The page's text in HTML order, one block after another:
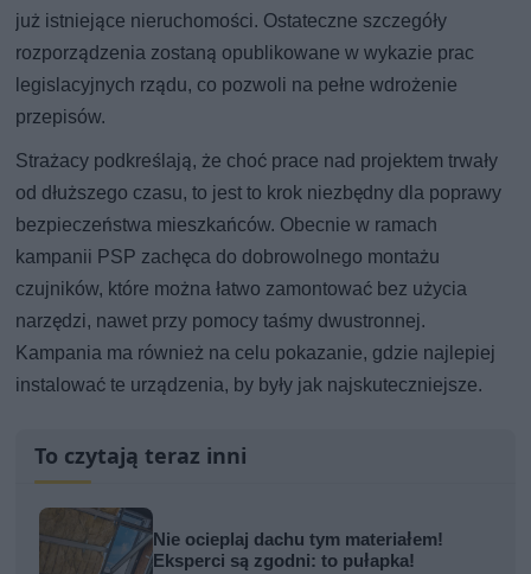
już istniejące nieruchomości. Ostateczne szczegóły
rozporządzenia zostaną opublikowane w wykazie prac
legislacyjnych rządu, co pozwoli na pełne wdrożenie
przepisów.
Strażacy podkreślają, że choć prace nad projektem trwały
od dłuższego czasu, to jest to krok niezbędny dla poprawy
bezpieczeństwa mieszkańców. Obecnie w ramach
kampanii PSP zachęca do dobrowolnego montażu
czujników, które można łatwo zamontować bez użycia
narzędzi, nawet przy pomocy taśmy dwustronnej.
Kampania ma również na celu pokazanie, gdzie najlepiej
instalować te urządzenia, by były jak najskuteczniejsze.
To czytają teraz inni
Nie ocieplaj dachu tym materiałem!
Eksperci są zgodni: to pułapka!